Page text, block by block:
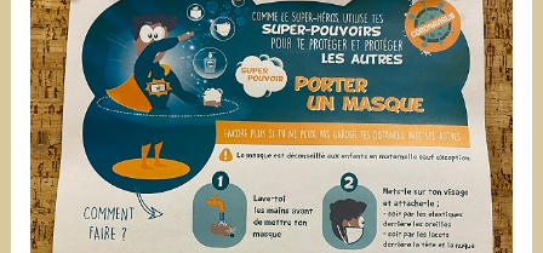
de
Versailles
Chantiers